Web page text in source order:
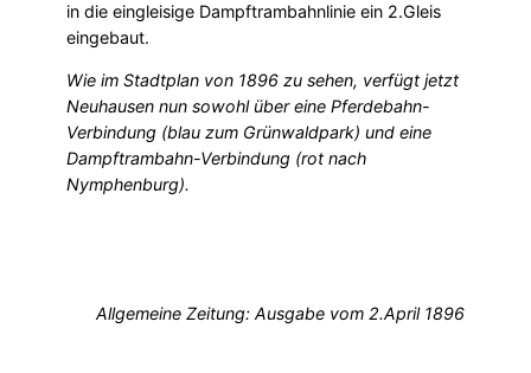
in die eingleisige Dampftrambahnlinie ein 2.Gleis
eingebaut.
Wie im Stadtplan von 1896 zu sehen, verfügt jetzt
Neuhausen nun sowohl über eine Pferdebahn-
Verbindung (blau zum Grünwaldpark) und eine
Dampftrambahn-Verbindung (rot nach
Nymphenburg).
Allgemeine Zeitung: Ausgabe vom 2.April 1896